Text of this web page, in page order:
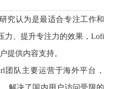
究认为是最适合专注工作和
力、提升专注力的效果，Lofi
提供内容支持。
团队主要运营于海外平台，
解决了国内用户访问受限的